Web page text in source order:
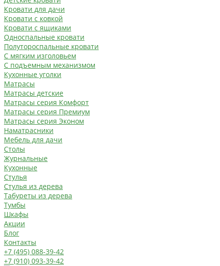
Кровати для дачи
Кровати с ковкой
Кровати с ящиками
Односпальные кровати
Полутороспальные кровати
С мягким изголовьем
С подъемным механизмом
Кухонные уголки
Матрасы
Матрасы детские
Матрасы серия Комфорт
Матрасы серия Премиум
Матрасы серия Эконом
Наматрасники
Мебель для дачи
Столы
Журнальные
Кухонные
Стулья
Стулья из дерева
Табуреты из дерева
Тумбы
Шкафы
Акции
Блог
Контакты
+7 (495) 088-39-42
+7 (910) 093-39-42